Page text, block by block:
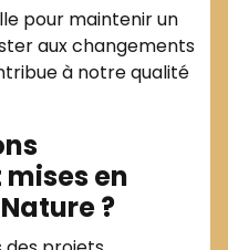
pour maintenir un
aux changements
à notre qualité
en
?